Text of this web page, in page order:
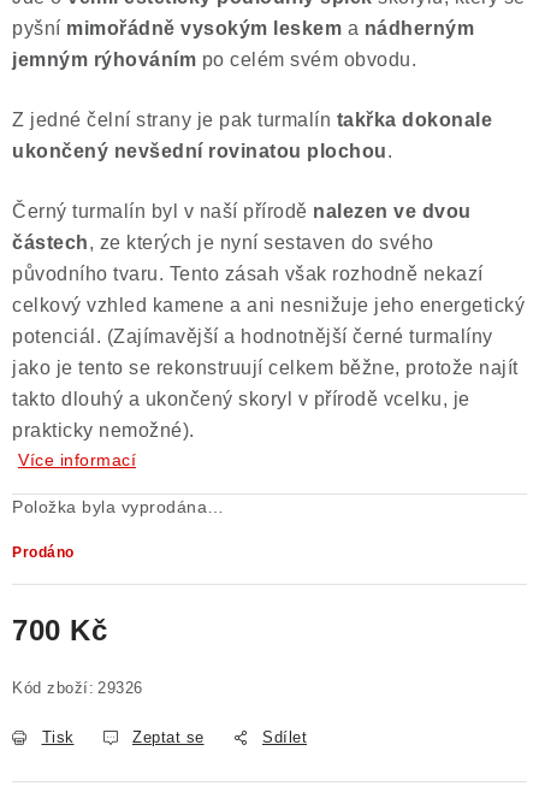
Formulář pro odstoupení od smlouvy
pyšní mimořádně vysokým leskem a nádherným
jemným rýhováním po celém svém obvodu.
Z jedné čelní strany je pak turmalín takřka dokonale
ukončený nevšední rovinatou plochou.
Černý turmalín byl v naší přírodě nalezen ve dvou
částech, ze kterých je nyní sestaven do svého
původního tvaru. Tento zásah však rozhodně nekazí
celkový vzhled kamene a ani nesnižuje jeho energetický
potenciál. (Zajímavější a hodnotnější černé turmalíny
jako je tento se rekonstruují celkem běžne, protože najít
takto dlouhý a ukončený skoryl v přírodě vcelku, je
prakticky nemožné).
Více informací
Položka byla vyprodána…
Prodáno
700 Kč
Kód zboží: 29326
Tisk Zeptat se Sdílet